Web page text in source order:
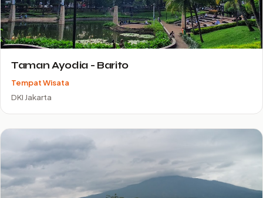
Taman Ayodia - Barito
Tempat Wisata
DKI Jakarta